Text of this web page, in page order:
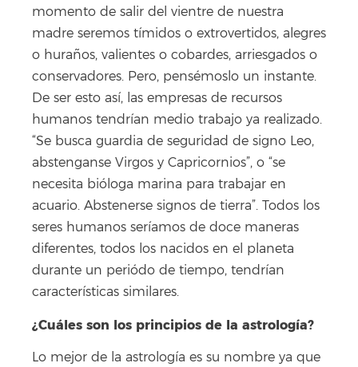
momento de salir del vientre de nuestra
madre seremos tímidos o extrovertidos, alegres
o huraños, valientes o cobardes, arriesgados o
conservadores. Pero, pensémoslo un instante.
De ser esto así, las empresas de recursos
humanos tendrían medio trabajo ya realizado.
“Se busca guardia de seguridad de signo Leo,
abstenganse Virgos y Capricornios”, o “se
necesita bióloga marina para trabajar en
acuario. Abstenerse signos de tierra”. Todos los
seres humanos seríamos de doce maneras
diferentes, todos los nacidos en el planeta
durante un periódo de tiempo, tendrían
características similares.
¿Cuáles son los principios de la astrología?
Lo mejor de la astrología es su nombre ya que